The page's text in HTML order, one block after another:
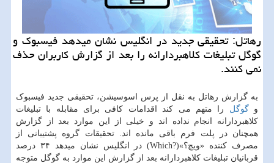
رهاتل: تحقیقی جدید در انگلیس نشان میدهد فیسبوک و
گوگل تبلیغات کلاهبردارانه را بعد از گزارش کاربران حذف
نمی کنند.
به گزارش رهاتل به نقل از پرس اسوسیشن، تحقیقی جدید فیسبوک
وگوگل را متهم می کند اقدامات کافی برای مقابله با تبلیغات
کلاهبردارانه انجام نداده اند و خیلی از این موارد بعد از گزارش
همچنان در پلت فرم باقی مانده اند. تحقیقات گروه پشتیبانی از
مصرف کننده «ویچ؟»(?Which) در انگلیس نشان میدهد ۳۴ درصد
قربانیان تبلیغات کلاهبردارانه بعد از گزارش این موارد به گوگل متوجه